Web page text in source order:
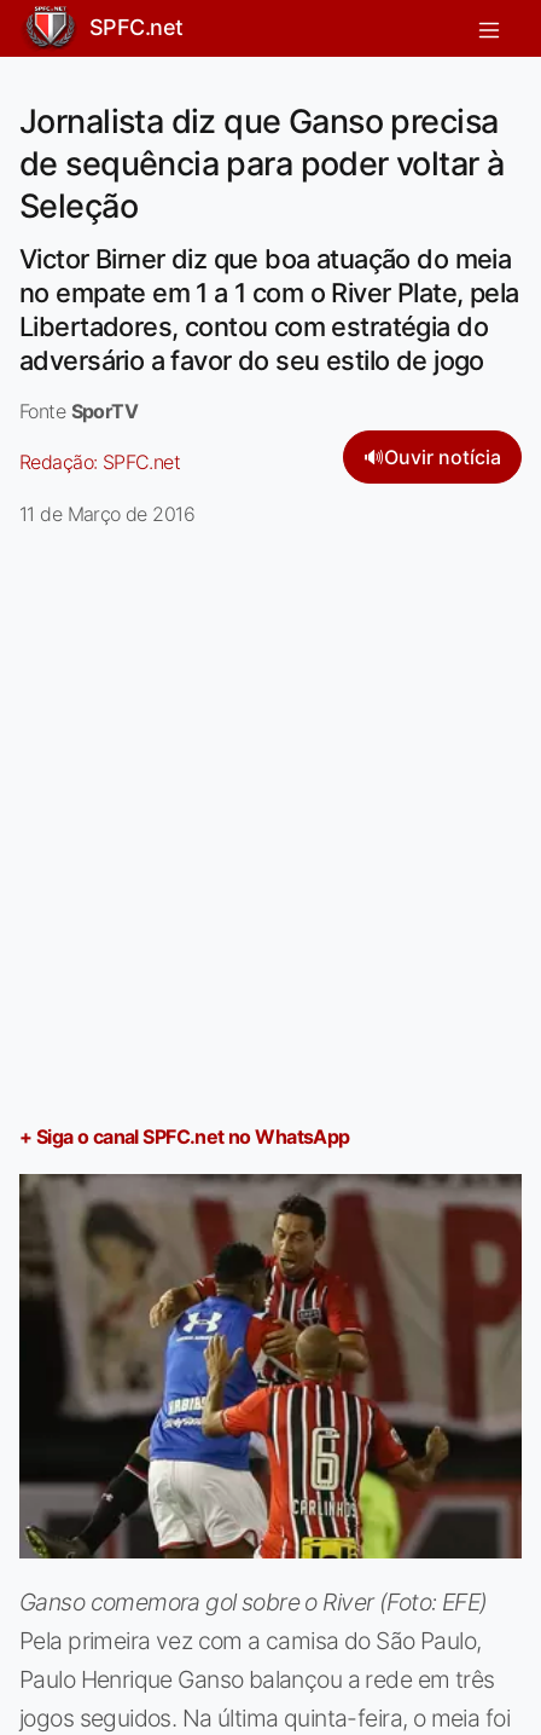
SPFC.net
Jornalista diz que Ganso precisa
de sequência para poder voltar à
Seleção
Victor Birner diz que boa atuação do meia
no empate em 1 a 1 com o River Plate, pela
Libertadores, contou com estratégia do
adversário a favor do seu estilo de jogo
Fonte SporTV
Redação: SPFC.net 🔊Ouvir notícia
11 de Março de 2016
+ Siga o canal SPFC.net no WhatsApp
Ganso comemora gol sobre o River (Foto: EFE)
Pela primeira vez com a camisa do São Paulo,
Paulo Henrique Ganso balançou a rede em três
jogos seguidos. Na última quinta-feira, o meia foi